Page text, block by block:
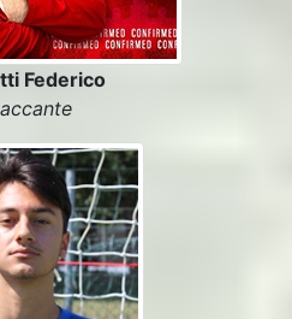
Federico